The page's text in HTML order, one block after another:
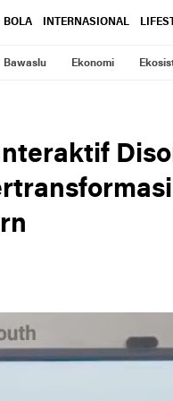
BOLA INTERNASIONAL
Bawaslu Ekonomi